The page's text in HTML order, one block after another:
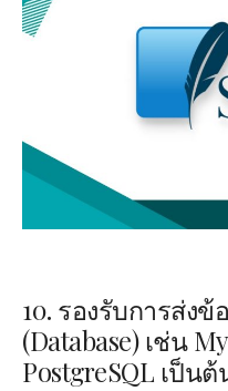
10. รองรับการส่ง
(Database) เช่น
PostgreSQL เป็นต้